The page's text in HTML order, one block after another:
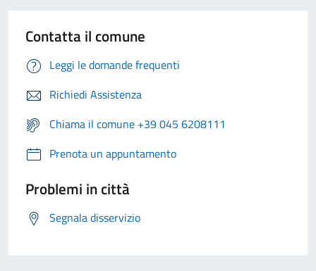
Contatta il comune
Leggi le domande frequenti
Richiedi Assistenza
Chiama il comune +39 045 6208111
Prenota un appuntamento
Problemi in città
Segnala disservizio